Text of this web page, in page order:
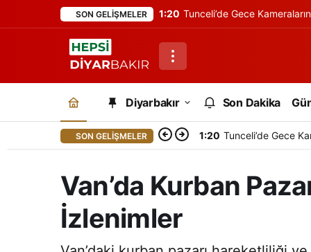
SON GELIŞMELER 1:20 Tunceli’de Gece
Diyarbakır Son Dakika
SON GELIŞMELER 1:20 Tunceli’de Gece
Van’da Kurban
İzlenimler